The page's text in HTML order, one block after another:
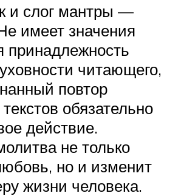
и слог мантры —
имеет значения
принадлежность
читающего,
повтор
обязательно
действие.
не только
но и изменит
жизни человека.